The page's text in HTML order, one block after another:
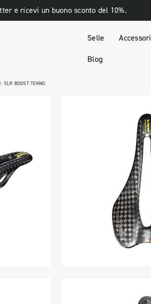
e ricevi un buono sconto del 10%.
Selle Accessori
Blog
SLR BOOST TEKNO